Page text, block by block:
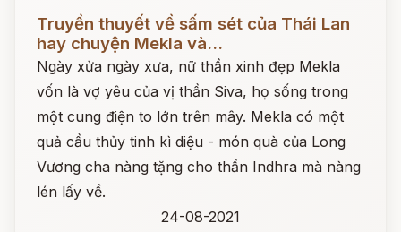
Đọc ngay
Truyền thuyết về sấm sét của Thái Lan
hay chuyện Mekla và...
Ngày xửa ngày xưa, nữ thần xinh đẹp Mekla
vốn là vợ yêu của vị thần Siva, họ sống trong
một cung điện to lớn trên mây. Mekla có một
quả cầu thủy tinh kì diệu - món quà của Long
Vương cha nàng tặng cho thần Indhra mà nàng
lén lấy về.
24-08-2021